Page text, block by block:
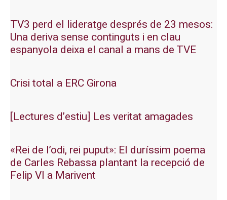
TV3 perd el lideratge després de 23 mesos:
Una deriva sense continguts i en clau
espanyola deixa el canal a mans de TVE
Crisi total a ERC Girona
[Lectures d’estiu] Les veritat amagades
«Rei de l’odi, rei puput»: El duríssim poema
de Carles Rebassa plantant la recepció de
Felip VI a Marivent